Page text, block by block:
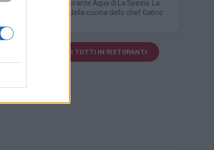
Scopri il ristorante Aqua di La Spezia. La
recensione della cucina dello chef Gabrio
VEDI TUTTI IN RISTORANTI